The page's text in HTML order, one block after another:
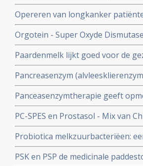
Opereren van longkanker
minder recidieven, dan opereren
grote rol te spelen.
Orgotein - Super Oxyde
die optreden bij bestraling van
Paardenmelk lijkt goed voor de
Pancreasenzym
zeer opmerkelijke en hoopvolle
Lee Isaacs
Panceasenzymtherapie geeft
alvleesklierkanker. en bevestigt
PC-SPES en Prostasol - Mix van
bijzonder positief effect op
informatie over PC-SPES/
Probiotica melkzuurbacteriëen:
van probiotica naast
belastende behandelingen
PSK en PSP de medicinale